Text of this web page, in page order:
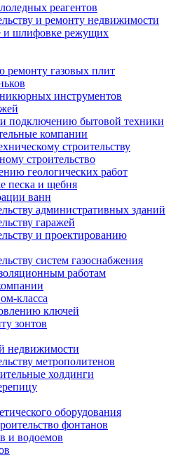
реагентов
и ремонту недвижимости
и шлифовке режущих
ремонту газовых плит
инструментов
и подключению бытовой техники
компании
строительству
строительство
геологических работ
песка и щебня
ванн
административных зданий
гаражей
и проектированию
систем газоснабжения
работам
класса
ключей
зонтов
недвижимости
метрополитенов
холдинги
оборудования
фонтанов
и водоемов